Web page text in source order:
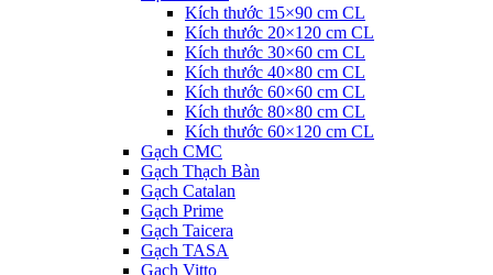
Kích thước 15×90 cm CL
Kích thước 20×120 cm CL
Kích thước 30×60 cm CL
Kích thước 40×80 cm CL
Kích thước 60×60 cm CL
Kích thước 80×80 cm CL
Kích thước 60×120 cm CL
Gạch CMC
Gạch Thạch Bàn
Gạch Catalan
Gạch Prime
Gạch Taicera
Gạch TASA
Gạch Vitto